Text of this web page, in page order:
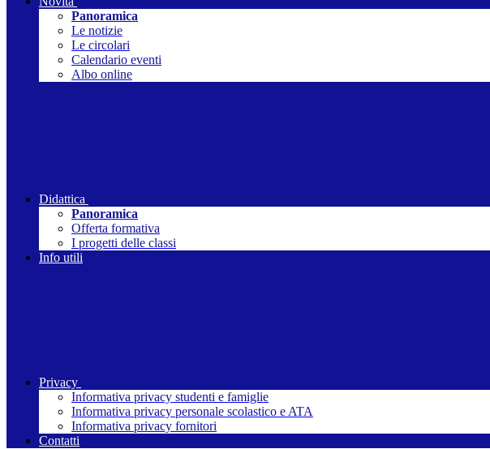
Panoramica
Le notizie
Le circolari
Calendario eventi
Albo online
Didattica
Panoramica
Offerta formativa
I progetti delle classi
Info utili
Privacy
Informativa privacy studenti e famiglie
Informativa privacy personale scolastico e ATA
Informativa privacy fornitori
Contatti